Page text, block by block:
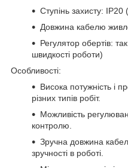
Ступінь захисту: IP20
Довжина кабелю
Регулятор обертів:
швидкості роботи)
Особливості:
Висока потужність і
різних типів робіт.
Можливість
контролю.
Зручна довжина
зручності в роботі.